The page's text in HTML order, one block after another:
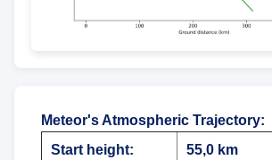
Meteor's Atmospheric Trajectory:
Start height:
55,0 km